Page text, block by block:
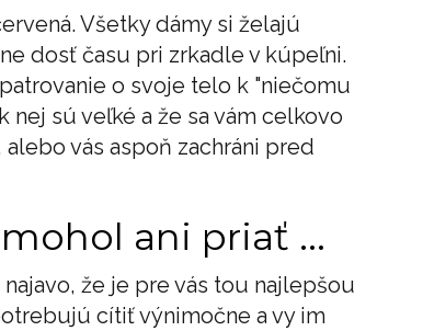
Všetky dámy si želajú
dosť času pri zrkadle v kúpeľni.
o svoje telo k "niečomu
nej sú veľké a že sa vám celkovo
vás aspoň zachráni pred
ani priať ...
že je pre vás tou najlepšou
cítiť výnimočne a vy im